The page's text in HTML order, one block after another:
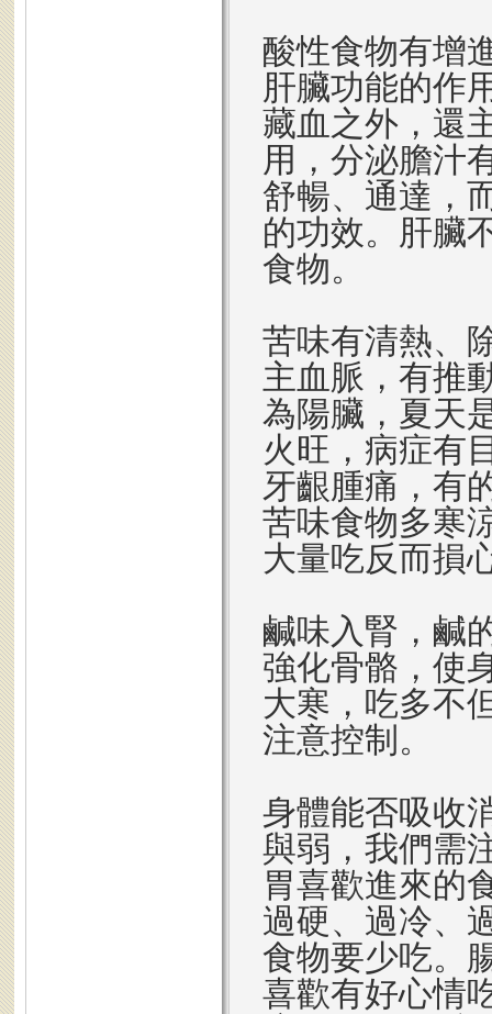
酸性食物有增
肝臟功能的作
藏血之外，還
用，分泌膽汁
舒暢、通達，
的功效。肝臟
食物。
苦味有清熱、
主血脈，有推
為陽臟，夏天
火旺，病症有
牙齦腫痛，有
苦味食物多寒
大量吃反而損
鹹味入腎，鹹
強化骨骼，使
大寒，吃多不
注意控制。
身體能否吸收
與弱，我們需
胃喜歡進來的
過硬、過冷、
食物要少吃。
喜歡有好心情